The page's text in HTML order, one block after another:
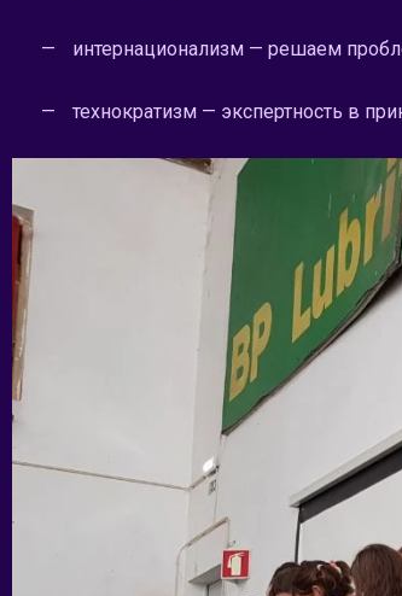
— интернационализм — решаем
— технократизм — экспертность в